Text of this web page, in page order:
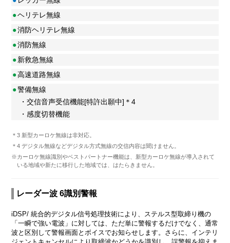
●ヘリテレ無線
●消防ヘリテレ無線
●消防無線
●新救急無線
●高速道路無線
●警備無線
・交信音声受信機能[特許出願中]＊4
・感度切替機能
＊3 新型カーロケ無線は非対応。
＊4 デジタル無線などデジタル方式無線の交信内容は聞けません。
※カーロケ無線識別やベストパートナー機能は、新型カーロケ無線が導入されて
いる地域や新たに移行した地域では、はたらきません。
レーダー波 6識別警報
iDSP/ 統合的デジタル信号処理技術により、ステルス型取締り機の
「一瞬で強い電波」に対しては、ただ単に警報するだけでなく、通常
波と区別して警報画面とボイスでお知らせします。さらに、インテリ